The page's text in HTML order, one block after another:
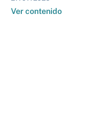
Ver contenido